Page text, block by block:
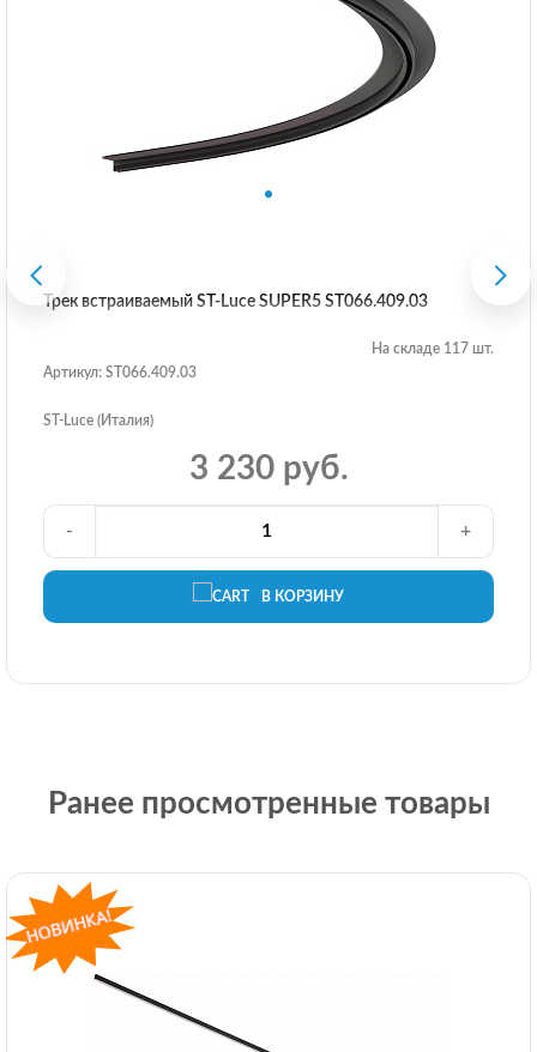
Трек встраиваемый ST-Luce SUPER5 ST066.409.03
На складе 117 шт.
Артикул: ST066.409.03
ST-Luce (Италия)
3 230 руб.
В КОРЗИНУ
- +
Ранее просмотренные товары